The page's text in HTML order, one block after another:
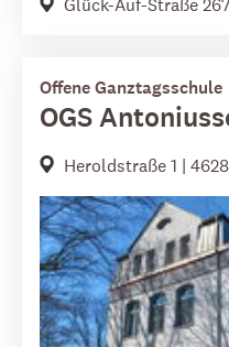
Offene Ganztagsschule
OGS
Heroldstraße 1 |